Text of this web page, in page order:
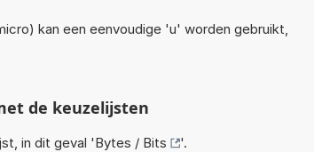
kan een eenvoudige 'u' worden gebruikt,
de keuzelijsten
in dit geval 'Bytes / Bits
'.